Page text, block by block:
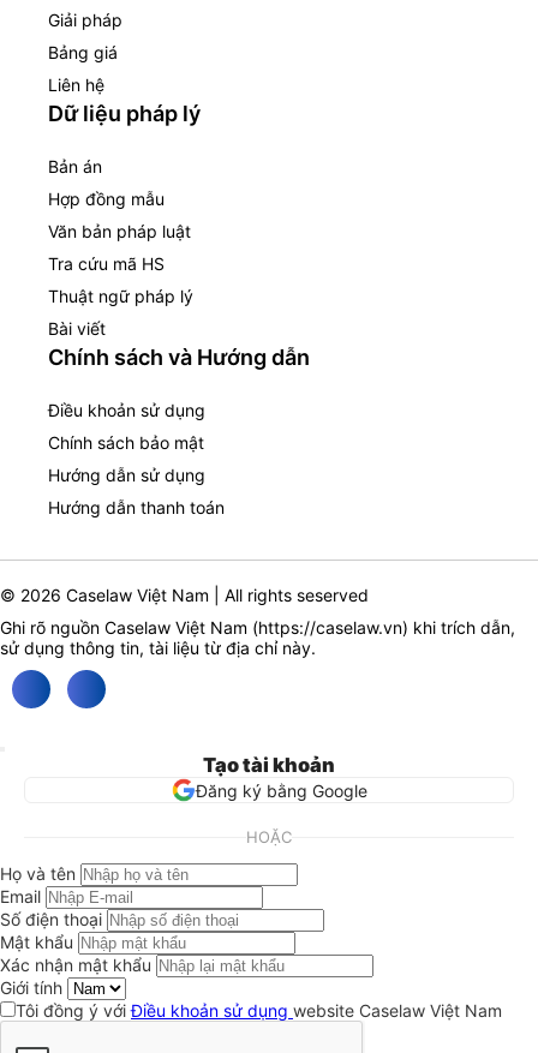
Giải pháp
Bảng giá
Liên hệ
Dữ liệu pháp lý
Bản án
Hợp đồng mẫu
Văn bản pháp luật
Tra cứu mã HS
Thuật ngữ pháp lý
Bài viết
Chính sách và Hướng dẫn
Điều khoản sử dụng
Chính sách bảo mật
Hướng dẫn sử dụng
Hướng dẫn thanh toán
© 2026 Caselaw Việt Nam | All rights seserved
Ghi rõ nguồn Caselaw Việt Nam (https://caselaw.vn) khi trích dẫn,
sử dụng thông tin, tài liệu từ địa chỉ này.
Tạo tài khoản
Đăng ký bằng Google
HOẶC
Họ và tên
Email
Số điện thoại
Mật khẩu
Xác nhận mật khẩu
Giới tính
Tôi đồng ý vớiĐiều khoản sử dụng website Caselaw Việt Nam